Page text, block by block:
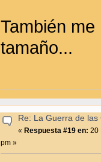
También
tamaño...
Re: La Guerra de las
«Respuesta #19 en: 20
pm »